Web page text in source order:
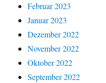
Februar 2023
Januar 2023
Dezember 2022
November 2022
Oktober 2022
September 2022